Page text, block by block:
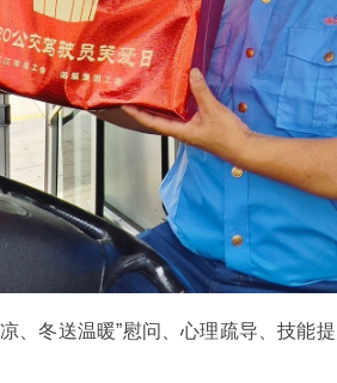
、冬送温暖”慰问、心理疏导、技能